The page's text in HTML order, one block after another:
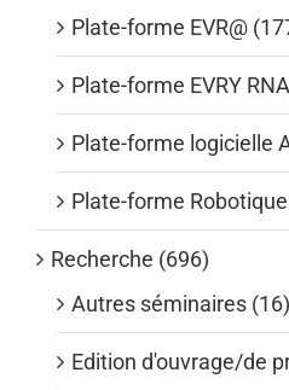
Plate-forme EVR@
Plate-forme EVRY
Plate-forme logicielle
Plate-forme
Recherche (696)
Autres séminaires (16)
Edition d'ouvrage/de